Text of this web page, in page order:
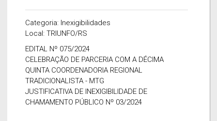
Categoria: Inexigibilidades
Local: TRIUNFO/RS
EDITAL Nº 075/2024
CELEBRAÇÃO DE PARCERIA COM A DÉCIMA
QUINTA COORDENADORIA REGIONAL
TRADICIONALISTA - MTG
JUSTIFICATIVA DE INEXIGIBILIDADE DE
CHAMAMENTO PÚBLICO Nº 03/2024